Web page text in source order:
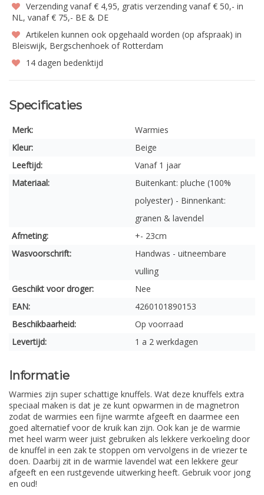
Verzending vanaf € 4,95, gratis verzending vanaf € 50,- in
NL, vanaf € 75,- BE & DE
Artikelen kunnen ook opgehaald worden (op afspraak) in
Bleiswijk, Bergschenhoek of Rotterdam
14 dagen bedenktijd
Specificaties
Merk:
Warmies
Kleur:
Beige
Leeftijd:
Vanaf 1 jaar
Materiaal:
Buitenkant: pluche (100%
polyester) - Binnenkant:
granen & lavendel
Afmeting:
+- 23cm
Wasvoorschrift:
Handwas - uitneembare
vulling
Geschikt voor droger:
Nee
EAN:
4260101890153
Beschikbaarheid:
Op voorraad
Levertijd:
1 a 2 werkdagen
Informatie
Warmies zijn super schattige knuffels. Wat deze knuffels extra
speciaal maken is dat je ze kunt opwarmen in de magnetron
zodat de warmies een fijne warmte afgeeft en daarmee een
goed alternatief voor de kruik kan zijn. Ook kan je de warmie
met heel warm weer juist gebruiken als lekkere verkoeling door
de knuffel in een zak te stoppen om vervolgens in de vriezer te
doen. Daarbij zit in de warmie lavendel wat een lekkere geur
afgeeft en een rustgevende uitwerking heeft. Gebruik voor jong
en oud!